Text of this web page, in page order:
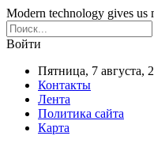
Modern technology gives us
Войти
Пятница, 7 августа,
Контакты
Лента
Политика сайта
Карта